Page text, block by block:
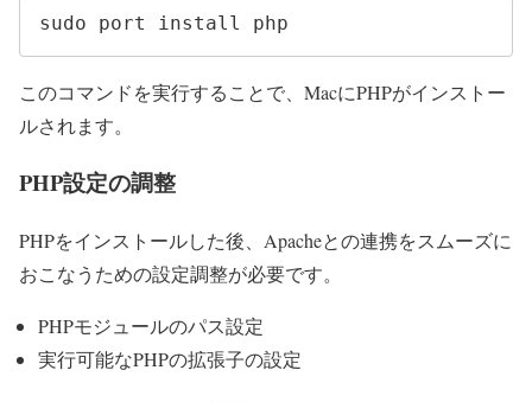
sudo port install php
このコマンドを実行することで、MacにPHPがインストー
ルされます。
PHP設定の調整
PHPをインストールした後、Apacheとの連携をスムーズに
おこなうための設定調整が必要です。
PHPモジュールのパス設定
実行可能なPHPの拡張子の設定